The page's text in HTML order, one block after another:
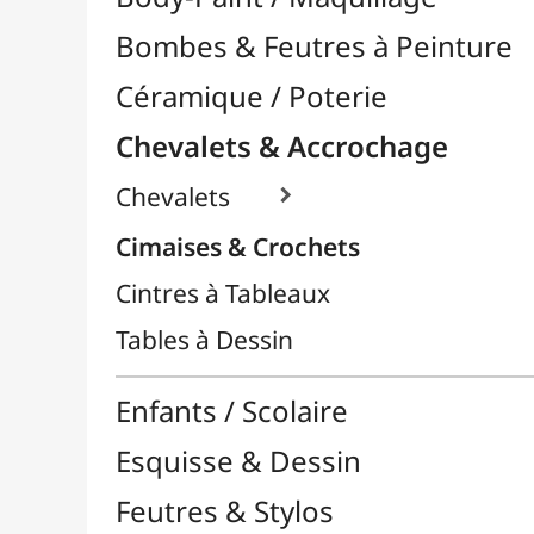
Cintres à Tableaux
Tables à Dessin
Enfants / Scolaire
Esquisse & Dessin
Feutres & Stylos
Librairie / Livres
Médiums, Vernis & Colles
Modelage / Sculpture
Peintures / Couleurs
Résines / Moulage
Supports Dessin & Peinture
Transport / Rangement
Vannerie / Rotin